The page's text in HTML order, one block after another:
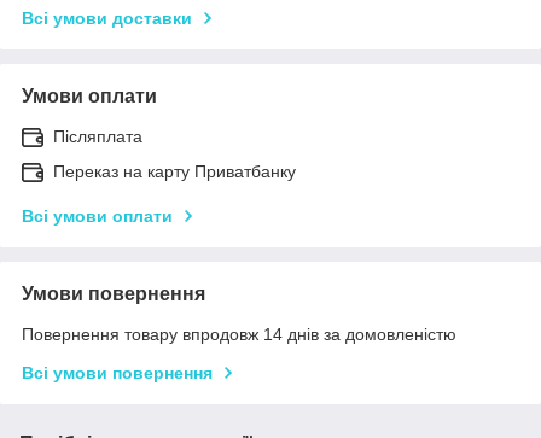
Всі умови доставки
Умови оплати
Післяплата
Переказ на карту Приватбанку
Всі умови оплати
Умови повернення
Повернення товару впродовж 14 днів за домовленістю
Всі умови повернення